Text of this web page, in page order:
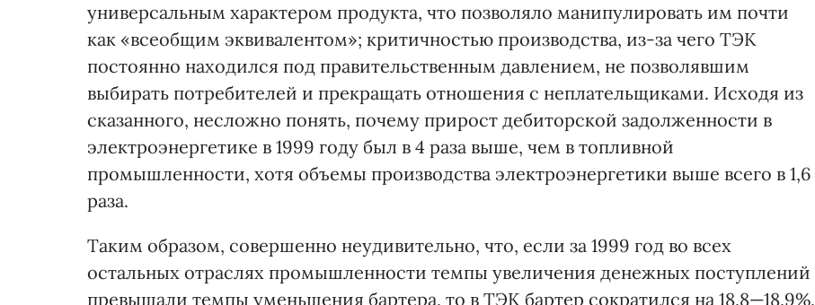
универсальным характером продукта, что позволяло манипулировать им почти
как «всеобщим эквивалентом»; критичностью производства, из-за чего ТЭК
постоянно находился под правительственным давлением, не позволявшим
выбирать потребителей и прекращать отношения с неплательщиками. Исходя из
сказанного, несложно понять, почему прирост дебиторской задолженности в
электроэнергетике в 1999 году был в 4 раза выше, чем в топливной
промышленности, хотя объемы производства электроэнергетики выше всего в 1,6
раза.
Таким образом, совершенно неудивительно, что, если за 1999 год во всех
остальных отраслях промышленности темпы увеличения денежных поступлений
превышали темпы уменьшения бартера, то в ТЭК бартер сократился на 18,8—18,9%,